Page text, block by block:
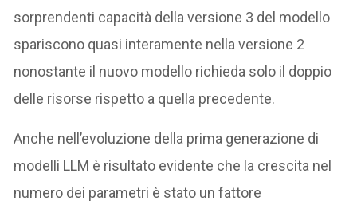
sorprendenti capacità della versione 3 del modello
spariscono quasi interamente nella versione 2
nonostante il nuovo modello richieda solo il doppio
delle risorse rispetto a quella precedente.
Anche nell’evoluzione della prima generazione di
modelli LLM è risultato evidente che la crescita nel
numero dei parametri è stato un fattore